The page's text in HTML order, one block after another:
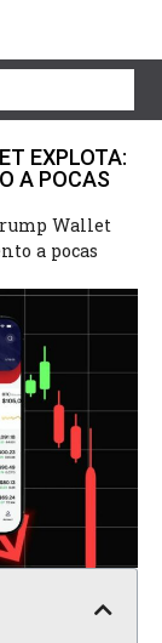
EXPLOTA:
A POCAS
Wallet
a pocas